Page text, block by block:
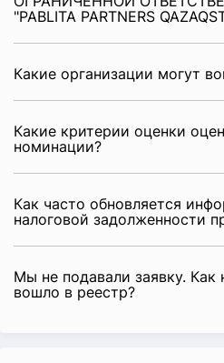
"PABLITA PARTNERS
Какие организации могут
Какие критерии оценки
номинации?
Как часто обновляется
налоговой задолженности
Мы не подавали заявку. Как
вошло в реестр?